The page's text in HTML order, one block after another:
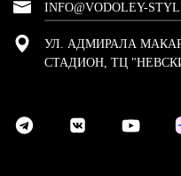
INFO@VODOLEY-
УЛ. АДМИРАЛА
СТАДИОН, ТЦ